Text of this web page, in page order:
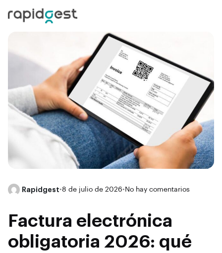
Rapidgest•8 de julio de 2026• No hay comentarios
Factura electrónica
obligatoria 2026: qué